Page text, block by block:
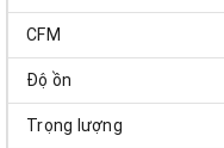
CFM
Độ ồn
Trọng lượng